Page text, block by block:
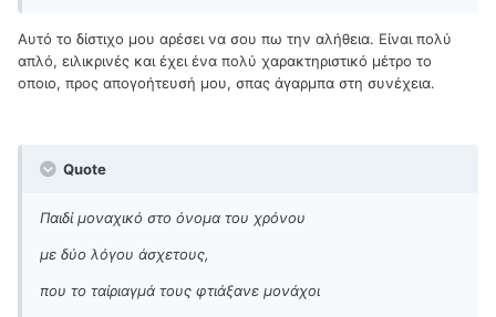
Αυτό το δίστιχο μου αρέσει να σου πω την αλήθεια. Είναι πολύ
απλό, ειλικρινές και έχει ένα πολύ χαρακτηριστικό μέτρο το
οποιο, προς απογοήτευσή μου, σπας άγαρμπα στη συνέχεια.
Quote
Παιδί μοναχικό στο όνομα του χρόνου
με δύο λόγου άσχετους,
που το ταίριαγμά τους φτιάξανε μονάχοι